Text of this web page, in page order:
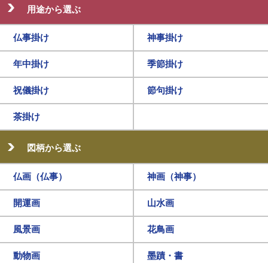
用途から選ぶ
仏事掛け 神事掛け
年中掛け 季節掛け
祝儀掛け 節句掛け
茶掛け
図柄から選ぶ
仏画（仏事） 神画（神事）
開運画 山水画
風景画 花鳥画
動物画 墨蹟・書